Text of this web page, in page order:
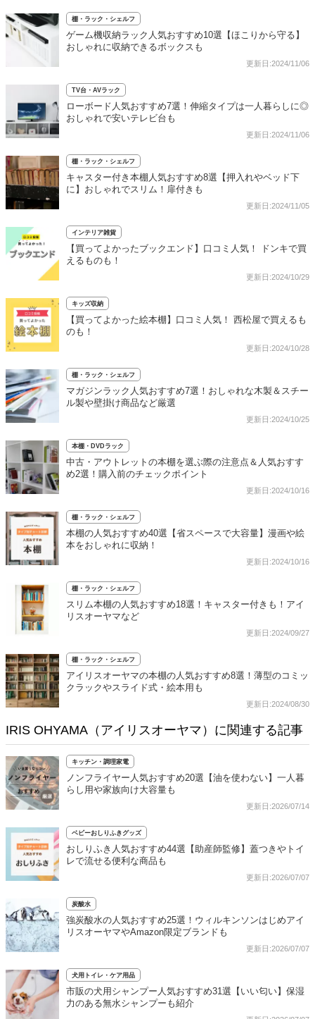
棚・ラック・シェルフ
ゲーム機収納ラック人気おすすめ10選【ほこりから守る】
おしゃれに収納できるボックスも
更新日:2024/11/06
TV台・AVラック
ローボード人気おすすめ7選！伸縮タイプは一人暮らしに◎
おしゃれで安いテレビ台も
更新日:2024/11/06
棚・ラック・シェルフ
キャスター付き本棚人気おすすめ8選【押入れやベッド下
に】おしゃれでスリム！扉付きも
更新日:2024/11/05
インテリア雑貨
【買ってよかったブックエンド】口コミ人気！ ドンキで買
えるものも！
更新日:2024/10/29
キッズ収納
【買ってよかった絵本棚】口コミ人気！ 西松屋で買えるも
のも！
更新日:2024/10/28
棚・ラック・シェルフ
マガジンラック人気おすすめ7選！おしゃれな木製＆スチー
ル製や壁掛け商品など厳選
更新日:2024/10/25
本棚・DVDラック
中古・アウトレットの本棚を選ぶ際の注意点＆人気おすす
め2選！購入前のチェックポイント
更新日:2024/10/16
棚・ラック・シェルフ
本棚の人気おすすめ40選【省スペースで大容量】漫画や絵
本をおしゃれに収納！
更新日:2024/10/16
棚・ラック・シェルフ
スリム本棚の人気おすすめ18選！キャスター付きも！アイ
リスオーヤマなど
更新日:2024/09/27
棚・ラック・シェルフ
アイリスオーヤマの本棚の人気おすすめ8選！薄型のコミッ
クラックやスライド式・絵本用も
更新日:2024/08/30
IRIS OHYAMA（アイリスオーヤマ）に関連する記事
キッチン・調理家電
ノンフライヤー人気おすすめ20選【油を使わない】一人暮
らし用や家族向け大容量も
更新日:2026/07/14
ベビーおしりふきグッズ
おしりふき人気おすすめ44選【助産師監修】蓋つきやトイ
レで流せる便利な商品も
更新日:2026/07/07
炭酸水
強炭酸水の人気おすすめ25選！ウィルキンソンはじめアイ
リスオーヤマやAmazon限定ブランドも
更新日:2026/07/07
犬用トイレ・ケア用品
市販の犬用シャンプー人気おすすめ31選【いい匂い】保湿
力のある無水シャンプーも紹介